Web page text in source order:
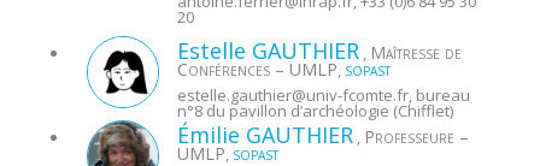
20
Estelle GAUTHIER Maîtresse de
Conférences – UMLP SOPAST
estelle.gauthier@univ-fcomte.fr, bureau
n°8 du pavillon d’archéologie (Chifflet)
Émilie GAUTHIER Professeure –
UMLP SOPAST